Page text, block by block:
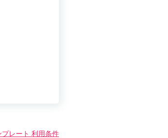
レート 利用条件